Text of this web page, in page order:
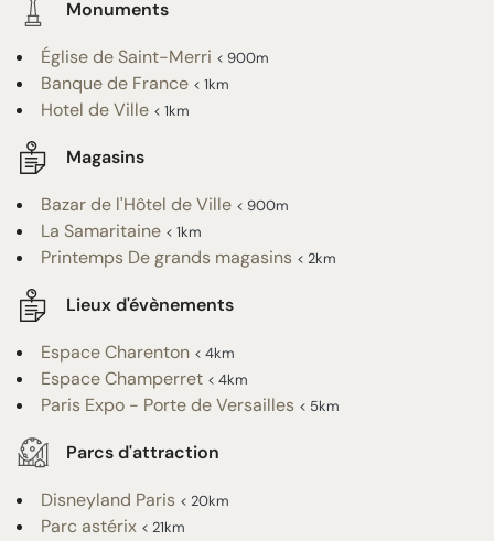
Monuments
Église de Saint-Merri < 900m
Banque de France < 1km
Hotel de Ville < 1km
Magasins
Bazar de l'Hôtel de Ville < 900m
La Samaritaine < 1km
Printemps De grands magasins < 2km
Lieux d'évènements
Espace Charenton < 4km
Espace Champerret < 4km
Paris Expo - Porte de Versailles < 5km
Parcs d'attraction
Disneyland Paris < 20km
Parc astérix < 21km